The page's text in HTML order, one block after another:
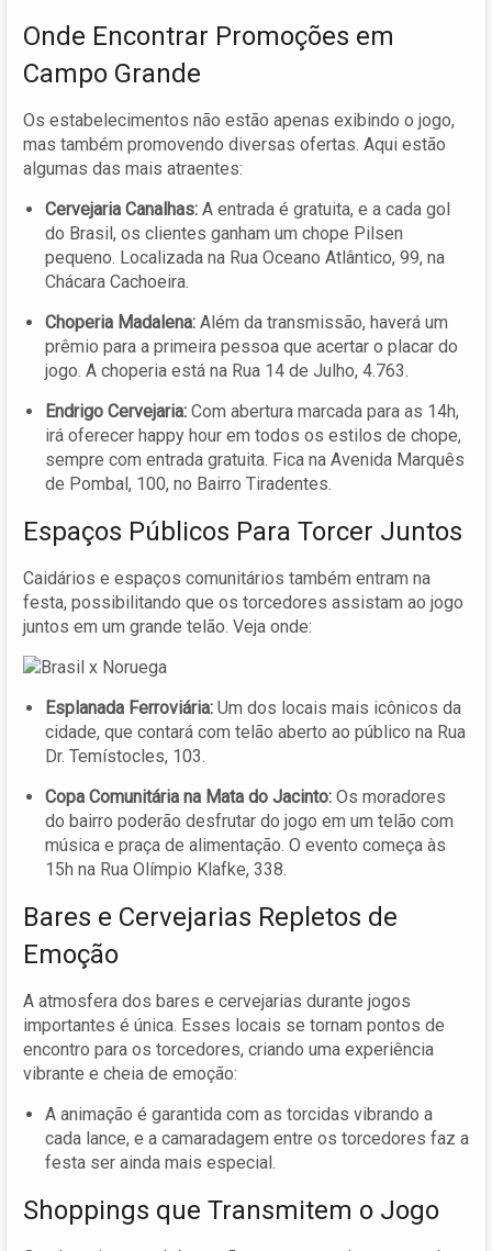
Onde Encontrar Promoções em
Campo Grande
Os estabelecimentos não estão apenas exibindo o jogo,
mas também promovendo diversas ofertas. Aqui estão
algumas das mais atraentes:
Cervejaria Canalhas: A entrada é gratuita, e a cada gol
do Brasil, os clientes ganham um chope Pilsen
pequeno. Localizada na Rua Oceano Atlântico, 99, na
Chácara Cachoeira.
Choperia Madalena: Além da transmissão, haverá um
prêmio para a primeira pessoa que acertar o placar do
jogo. A choperia está na Rua 14 de Julho, 4.763.
Endrigo Cervejaria: Com abertura marcada para as 14h,
irá oferecer happy hour em todos os estilos de chope,
sempre com entrada gratuita. Fica na Avenida Marquês
de Pombal, 100, no Bairro Tiradentes.
Espaços Públicos Para Torcer Juntos
Caidários e espaços comunitários também entram na
festa, possibilitando que os torcedores assistam ao jogo
juntos em um grande telão. Veja onde:
Esplanada Ferroviária: Um dos locais mais icônicos da
cidade, que contará com telão aberto ao público na Rua
Dr. Temístocles, 103.
Copa Comunitária na Mata do Jacinto: Os moradores
do bairro poderão desfrutar do jogo em um telão com
música e praça de alimentação. O evento começa às
15h na Rua Olímpio Klafke, 338.
Bares e Cervejarias Repletos de
Emoção
A atmosfera dos bares e cervejarias durante jogos
importantes é única. Esses locais se tornam pontos de
encontro para os torcedores, criando uma experiência
vibrante e cheia de emoção:
A animação é garantida com as torcidas vibrando a
cada lance, e a camaradagem entre os torcedores faz a
festa ser ainda mais especial.
Shoppings que Transmitem o Jogo